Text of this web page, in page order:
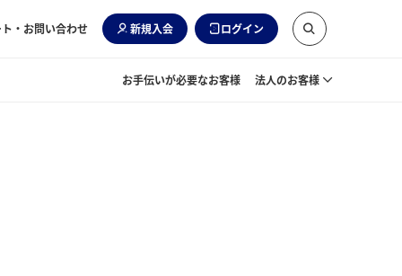
・お問い合わせ 新規入会 ログイン
お手伝いが必要なお客様 法人のお客様